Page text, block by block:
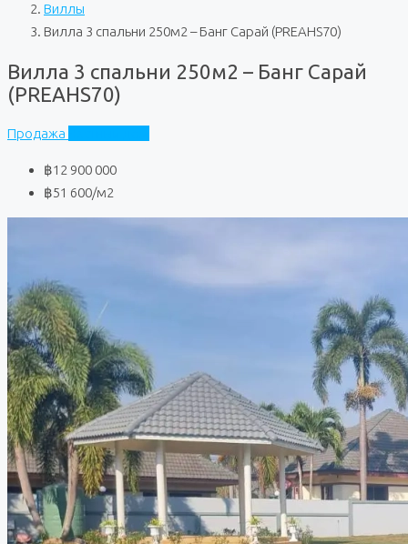
Виллы
Вилла 3 спальни 250м2 – Банг Сарай (PREAHS70)
Вилла 3 спальни 250м2 – Банг Сарай
(PREAHS70)
Продажа
฿12 900 000
฿51 600/м2